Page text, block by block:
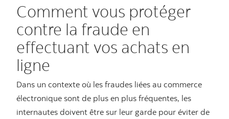
Comment vous protéger
contre la fraude en
effectuant vos achats en
ligne
Dans un contexte où les fraudes liées au commerce
électronique sont de plus en plus fréquentes, les
internautes doivent être sur leur garde pour éviter de